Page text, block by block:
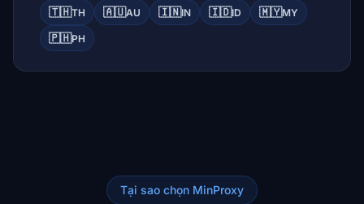
🇹🇭TH 🇦🇺AU 🇮🇳IN 🇮🇩ID 🇲🇾MY
🇵🇭PH
Tại sao chọn MinProxy